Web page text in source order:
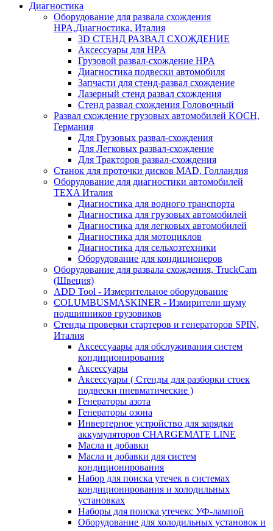
Диагностика
Оборудование для развала схождения
HPA,Диагностика, Италия
3D СТЕНД РАЗВАЛ СХОЖДЕНИЕ
Аксессуары для HPA
Грузовой развал-схождение HPA
Диагностика подвески автомобиля
Запчасти для стенд-развал схождение
Лазерный стенд развал схождения
Стенд развал схождения Головочный
Развал схождение грузовых автомобилей KOCH,
Германия
Для Грузовых развал-схождения
Для Легковых развал-схождение
Для Тракторов развал-схождения
Станок для проточки дисков MAD, Голландия
Оборудование для диагностики автомобилей
TEXA Италия
Диагностика для водного транспорта
Диагностика для грузовых автомобилей
Диагностика для легковых автомобилей
Диагностика для мотоциклов
Диагностика для сельхозтехники
Оборудование для кондиционеров
Оборудование для развала схождения, TruckCam
(Швеция)
ADD Tool - Измерительное оборудование
COLUMBUSMASKINER - Измирители шуму
подшипников грузовиков
Стенды проверки стартеров и генераторов SPIN,
Италия
Аксессуаары для обслуживания систем
кондиционирования
Аксессуары
Аксессуары ( Стенды для разборки стоек
подвески пневматические )
Генераторы азота
Генераторы озона
Инвертерное устройство для зарядки
аккумуляторов CHARGEMATE LINE
Масла и добавки
Масла и добавки для систем
кондиционирования
Набор для поиска утечек в системах
кондиционирования и холодильных
установках
Наборы для поиска утечекс УФ-лампой
Оборудование для холодильных установок и